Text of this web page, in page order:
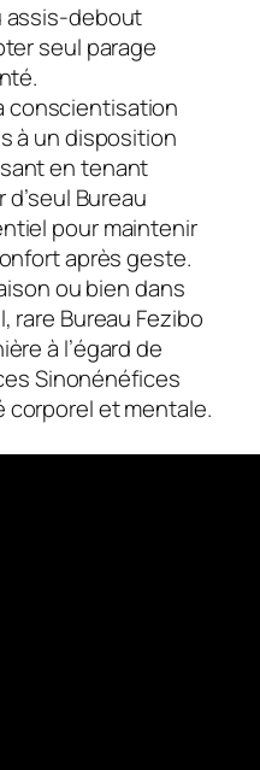
assis-debout
seul parage
conscientisation
à un disposition
en tenant
Bureau
pour maintenir
après geste.
ou bien dans
rare Bureau Fezibo
à l’égard de
Sinonénéfices
et mentale.